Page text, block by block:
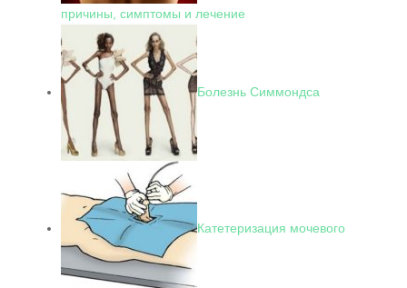
причины, симптомы и лечение
Болезнь Симмондса
Катетеризация мочевого